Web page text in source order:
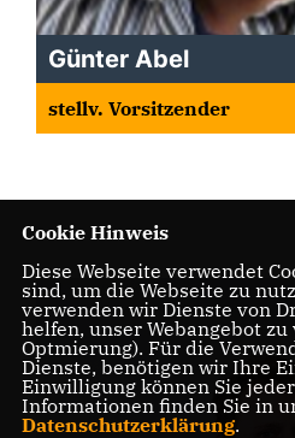
Günter Abel
stellv. Vorsitzender
Cookie Hinweis
Diese Webseite verwendet
sind, um die Webseite zu
verwenden wir Dienste von
helfen, unser Webangebot
Optmierung). Für die
Dienste, benötigen wir Ihre
Einwilligung können Sie
Informationen finden Sie in
Datenschutzerklärung.